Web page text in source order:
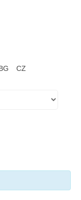
CZ